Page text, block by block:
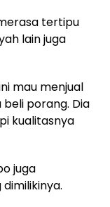
tertipu
lain juga
mau menjual
porang. Dia
kualitasnya
juga